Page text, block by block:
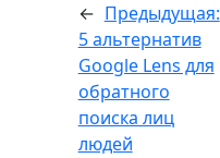
← Предыдущая:
5 альтернатив
Google Lens для
обратного
поиска лиц
людей